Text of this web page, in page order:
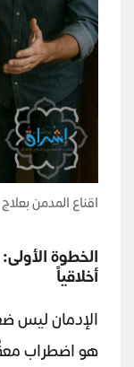
اقناع المدمن
الخطوة
أخلاقياً
الإدمان ليس
هو اضطراب